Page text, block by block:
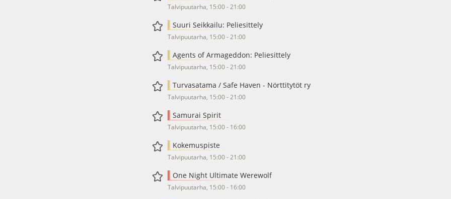
Talvipuutarha, 15:00 - 21:00
Suuri Seikkailu: Peliesittely
Talvipuutarha, 15:00 - 21:00
Agents of Armageddon: Peliesittely
Talvipuutarha, 15:00 - 21:00
Turvasatama / Safe Haven - Nörttitytöt ry
Talvipuutarha, 15:00 - 21:00
Samurai Spirit
Talvipuutarha, 15:00 - 16:00
Kokemuspiste
Talvipuutarha, 15:00 - 21:00
One Night Ultimate Werewolf
Talvipuutarha, 15:00 - 16:00